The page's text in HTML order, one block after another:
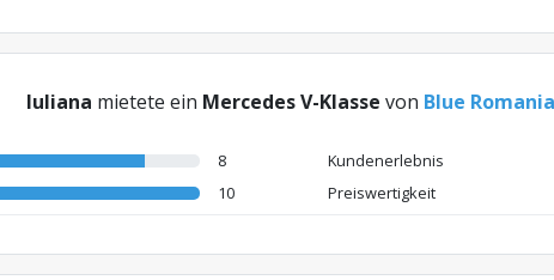
Iuliana mietete ein Mercedes V-Klasse von Blue
8 Kundenerlebnis
10 Preiswertigkeit